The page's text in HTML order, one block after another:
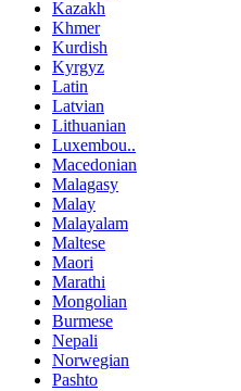
Kazakh
Khmer
Kurdish
Kyrgyz
Latin
Latvian
Lithuanian
Luxembou..
Macedonian
Malagasy
Malay
Malayalam
Maltese
Maori
Marathi
Mongolian
Burmese
Nepali
Norwegian
Pashto